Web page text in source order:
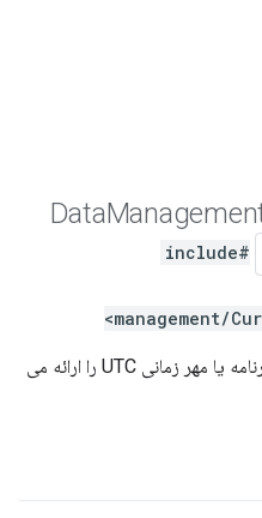
#include
management/
اتحادیه ای که یک سیستم مجموعه برنامه یا مهر زمانی UTC را ارائه می